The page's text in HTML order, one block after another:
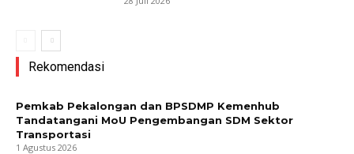
Rekomendasi
Pemkab Pekalongan dan BPSDMP Kemenhub
Tandatangani MoU Pengembangan SDM Sektor
Transportasi
1 Agustus 2026